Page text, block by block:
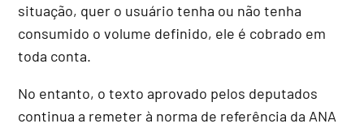
situação, quer o usuário tenha ou não tenha
consumido o volume definido, ele é cobrado em
toda conta.
No entanto, o texto aprovado pelos deputados
continua a remeter à norma de referência da ANA